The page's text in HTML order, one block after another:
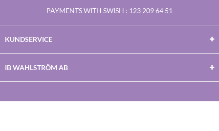
PAYMENTS WITH SWISH : 123 209 64 51
KUNDSERVICE
IB WAHLSTRÖM AB
Facebook
TwitterYoutubeInstagram